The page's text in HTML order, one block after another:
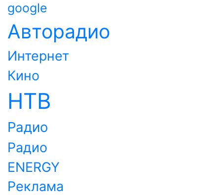
google
Авторадио
Интернет
Кино
НТВ
Радио
Радио
ENERGY
Реклама